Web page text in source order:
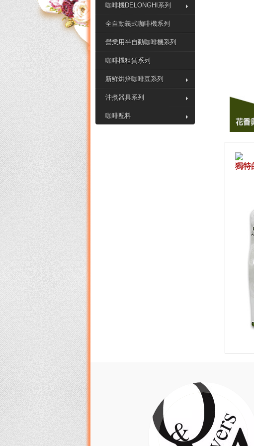
咖啡機DELONGHI系列
全自動義式咖啡機系列
營業用半自動咖啡機系列
咖啡機租賃系列
新鮮烘焙咖啡豆系列
沖煮器具系列
咖啡配料
獨特